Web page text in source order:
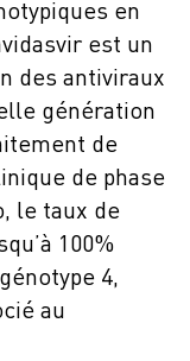
en
est un
des antiviraux
génération
de
de phase
le taux de
100%
4,
au